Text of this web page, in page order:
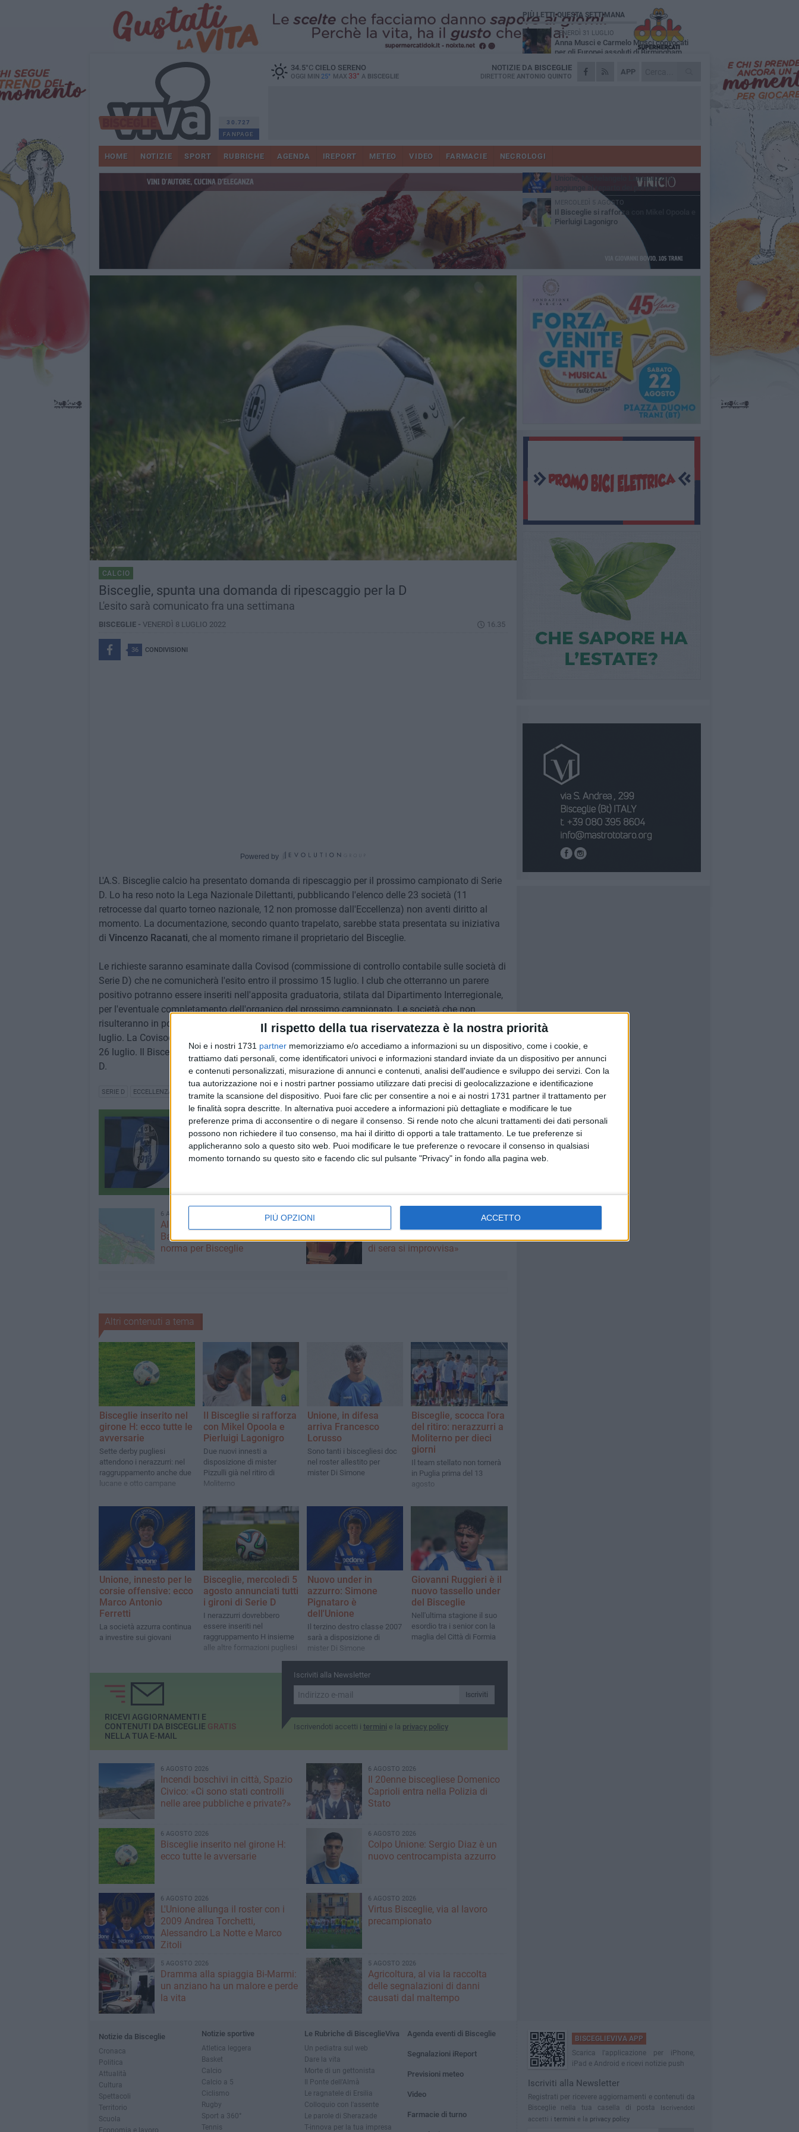
Il rispetto della tua riservatezza è la nostra priorità
Noi e i nostri 1731 partner memorizziamo e/o accediamo a informazioni su un dispositivo, come i cookie, e
trattiamo dati personali, come identificatori univoci e informazioni standard inviate da un dispositivo per annunci
e contenuti personalizzati, misurazione di annunci e contenuti, analisi dell'audience e sviluppo dei servizi. Con la
tua autorizzazione noi e i nostri partner possiamo utilizzare dati precisi di geolocalizzazione e identificazione
tramite la scansione del dispositivo. Puoi fare clic per consentire a noi e ai nostri 1731 partner il trattamento per
le finalità sopra descritte. In alternativa puoi accedere a informazioni più dettagliate e modificare le tue
preferenze prima di acconsentire o di negare il consenso. Si rende noto che alcuni trattamenti dei dati personali
possono non richiedere il tuo consenso, ma hai il diritto di opporti a tale trattamento. Le tue preferenze si
applicheranno solo a questo sito web. Puoi modificare le tue preferenze o revocare il consenso in qualsiasi
momento tornando su questo sito e facendo clic sul pulsante "Privacy" in fondo alla pagina web.
PIÙ OPZIONI ACCETTO
30.727
FANPAGE
34.5°CCIELO SERENO
OGGI MIN 25° MAX 33° A BISCEGLIE
APP
NOTIZIE DA BISCEGLIE
DIRETTORE ANTONIO QUINTO
HOME NOTIZIE SPORT RUBRICHE AGENDA IREPORT METEO VIDEO FARMACIE NECROLOGI
CALCIO
Bisceglie, spunta una domanda di ripescaggio per la D
L'esito sarà comunicato fra una settimana
BISCEGLIE - VENERDÌ 8 LUGLIO 2022 16.35
36 CONDIVISIONI
Powered by
L'A.S. Bisceglie calcio ha presentato domanda di ripescaggio per il prossimo campionato di Serie
D. Lo ha reso noto la Lega Nazionale Dilettanti, pubblicando l'elenco delle 23 società (11
retrocesse dal quarto torneo nazionale, 12 non promosse dall'Eccellenza) non aventi diritto al
momento. La documentazione, secondo quanto trapelato, sarebbe stata presentata su iniziativa
di Vincenzo Racanati, che al momento rimane il proprietario del Bisceglie.
Le richieste saranno esaminate dalla Covisod (commissione di controllo contabile sulle società di
Serie D) che ne comunicherà l'esito entro il prossimo 15 luglio. I club che otterranno un parere
positivo potranno essere inseriti nell'apposita graduatoria, stilata dal Dipartimento Interregionale,
per l'eventuale completamento dell'organico del prossimo campionato. Le società che non
risulteranno in possesso dei requisiti richiesti potranno presentare ricorso entro le ore 14 del 20
luglio. La Covisod esprimerà un parere motivato sui ricorsi alla Lega Nazionale Dilettanti entro il
26 luglio. Il Bisceglie è l'unico club pugliese ad aver formulato la richiesta di ripescaggio in Serie
D.
SERIE D ECCELLENZA
Bisceglie calcio
Tutti i contenuti
2588 CONTENUTI
6 AGOSTO 2026
Alga tossica, ARPA conferma
Bandiera Bianca e valori nella
norma per Bisceglie
di sera si improvvisa»
Altri contenuti a tema
Bisceglie inserito nel
girone H: ecco tutte le
avversarie
Sette derby pugliesi
attendono i nerazzurri: nel
raggruppamento anche due
lucane e otto campane
Il Bisceglie si rafforza
con Mikel Opoola e
Pierluigi Lagonigro
Due nuovi innesti a
disposizione di mister
Pizzulli già nel ritiro di
Moliterno
Unione, in difesa
arriva Francesco
Lorusso
Sono tanti i biscegliesi doc
nel roster allestito per
mister Di Simone
Bisceglie, scocca l'ora
del ritiro: nerazzurri a
Moliterno per dieci
giorni
Il team stellato non tornerà
in Puglia prima del 13
agosto
Unione, innesto per le
corsie offensive: ecco
Marco Antonio
Ferretti
La società azzurra continua
a investire sui giovani
Bisceglie, mercoledì 5
agosto annunciati tutti
i gironi di Serie D
I nerazzurri dovrebbero
essere inseriti nel
raggruppamento H insieme
alle altre formazioni pugliesi
Nuovo under in
azzurro: Simone
Pignataro è
dell'Unione
Il terzino destro classe 2007
sarà a disposizione di
mister Di Simone
Giovanni Ruggieri è il
nuovo tassello under
del Bisceglie
Nell'ultima stagione il suo
esordio tra i senior con la
maglia del Città di Formia
Iscriviti alla Newsletter
Iscriviti
Iscrivendoti accetti i termini e la privacy policy
RICEVI AGGIORNAMENTI E
CONTENUTI DA BISCEGLIE GRATIS
NELLA TUA E-MAIL
6 AGOSTO 2026
Incendi boschivi in città, Spazio
Civico: «Ci sono stati controlli
nelle aree pubbliche e private?»
6 AGOSTO 2026
Il 20enne biscegliese Domenico
Caprioli entra nella Polizia di
Stato
6 AGOSTO 2026
Bisceglie inserito nel girone H:
ecco tutte le avversarie
6 AGOSTO 2026
Colpo Unione: Sergio Diaz è un
nuovo centrocampista azzurro
6 AGOSTO 2026
L'Unione allunga il roster con i
2009 Andrea Torchetti,
Alessandro La Notte e Marco
Zitoli
6 AGOSTO 2026
Virtus Bisceglie, via al lavoro
precampionato
5 AGOSTO 2026
Dramma alla spiaggia Bi-Marmi:
un anziano ha un malore e perde
la vita
5 AGOSTO 2026
Agricoltura, al via la raccolta
delle segnalazioni di danni
causati dal maltempo
PIÙ LETTI QUESTA SETTIMANA
VENERDÌ 31 LUGLIO
Anna Musci e Carmelo Musci convocati
per gli Europei assoluti di Birmingham
LUNEDÌ 3 AGOSTO
Simone Franceschi, una solida certezza
Unione, in difesa arriva Francesco Lorusso
SABATO 1 AGOSTO
Unione, Michelangelo Lamanuzzi si
aggiunge al reparto dei portieri
MERCOLEDÌ 5 AGOSTO
Il Bisceglie si rafforza con Mikel Opoola e
Pierluigi Lagonigro
Notizie da Bisceglie
Cronaca
Politica
Attualità
Cultura
Spettacoli
Territorio
Scuola
Economia e lavoro
Notizie sportive
Atletica leggera
Basket
Calcio
Calcio a 5
Ciclismo
Rugby
Sport a 360°
Tennis
Le Rubriche di BisceglieViva
Un pediatra sul web
Dare la vita
Morte di un gettonista
Il Ponte dell'Almà
Le ragnatele di Ersilia
Colloquio con l'assente
Le parole di Sherazade
T-innova per la tua impresa
Agenda eventi di Bisceglie
Segnalazioni iReport
Previsioni meteo
Video
Farmacie di turno
BISCEGLIEVIVA APP
Scarica l'applicazione per iPhone,
iPad e Android e ricevi notizie push
Iscriviti alla Newsletter
Registrati per ricevere aggiornamenti e contenuti da
Bisceglie nella tua casella di posta
Iscrivendoti
accetti i termini e la privacy policy